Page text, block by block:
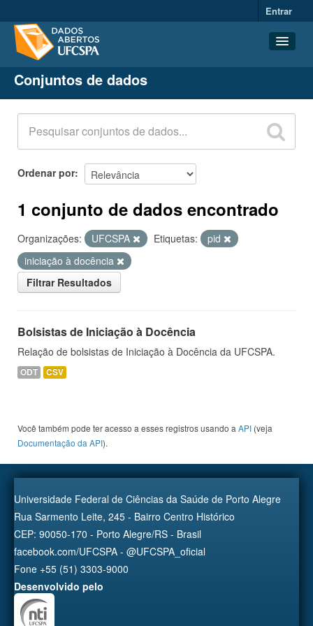
Entrar
Conjuntos de dados
Organizações
Grupos
Sobre
Conjuntos de dados
Ordenar por
1 conjunto de dados encontrado
Organizações: UFCSPA Etiquetas:
pid
iniciação à docência
Filtrar Resultados
Bolsistas de Iniciação à Docência
Relação de bolsistas de Iniciação à Docência da UFCSPA.
ODT CSV
Você também pode ter acesso a esses registros usando a API (veja
Documentação da API).
Universidade Federal de Ciências da Saúde de Porto Alegre
Rua Sarmento Leite, 245 - Bairro Centro Histórico
CEP: 90050-170 - Porto Alegre/RS - Brasil
facebook.com/UFCSPA - @UFCSPA_oficial
Fone +55 (51) 3303-9000
Desenvolvido pelo